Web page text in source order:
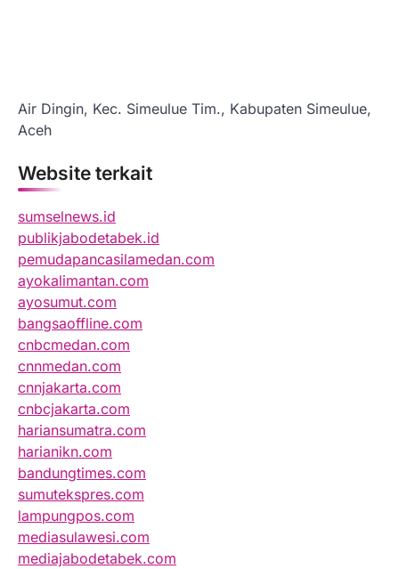
Air Dingin, Kec. Simeulue Tim., Kabupaten Simeulue,
Aceh
Website terkait
sumselnews.id
publikjabodetabek.id
pemudapancasilamedan.com
ayokalimantan.com
ayosumut.com
bangsaoffline.com
cnbcmedan.com
cnnmedan.com
cnnjakarta.com
cnbcjakarta.com
hariansumatra.com
harianikn.com
bandungtimes.com
sumutekspres.com
lampungpos.com
mediasulawesi.com
mediajabodetabek.com